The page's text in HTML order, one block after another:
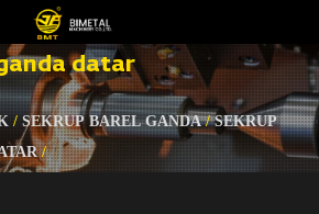
datar
/SEKRUP BAREL GANDA/SEKRUP
/